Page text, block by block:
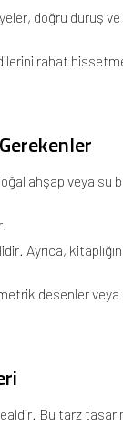
doğru duruş ve
rahat
ahşap veya su
Ayrıca,
desenler veya
Bu tarz